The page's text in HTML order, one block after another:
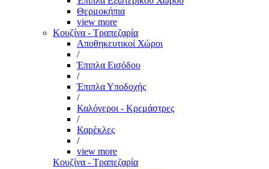
Θερμοκήπια
view more
Κουζίνα - Τραπεζαρία
Αποθηκευτικοί Χώροι
/
Έπιπλα Εισόδου
/
Έπιπλα Υποδοχής
/
Καλόγεροι - Κρεμάστρες
/
Καρέκλες
/
view more
Κουζίνα - Τραπεζαρία